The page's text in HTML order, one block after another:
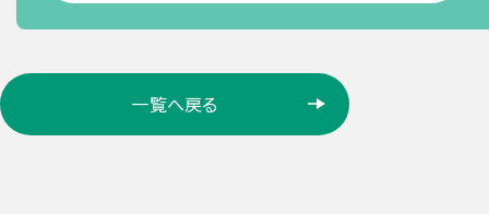
ケ
一覧へ戻る